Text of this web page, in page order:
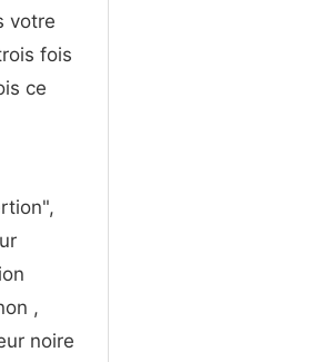
votre
fois
ce
,
noire